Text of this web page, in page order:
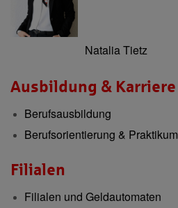
Natalia Tietz
Ausbildung & Karriere
Berufsausbildung
Berufsorientierung & Praktikum
Filialen
Filialen und Geldautomaten